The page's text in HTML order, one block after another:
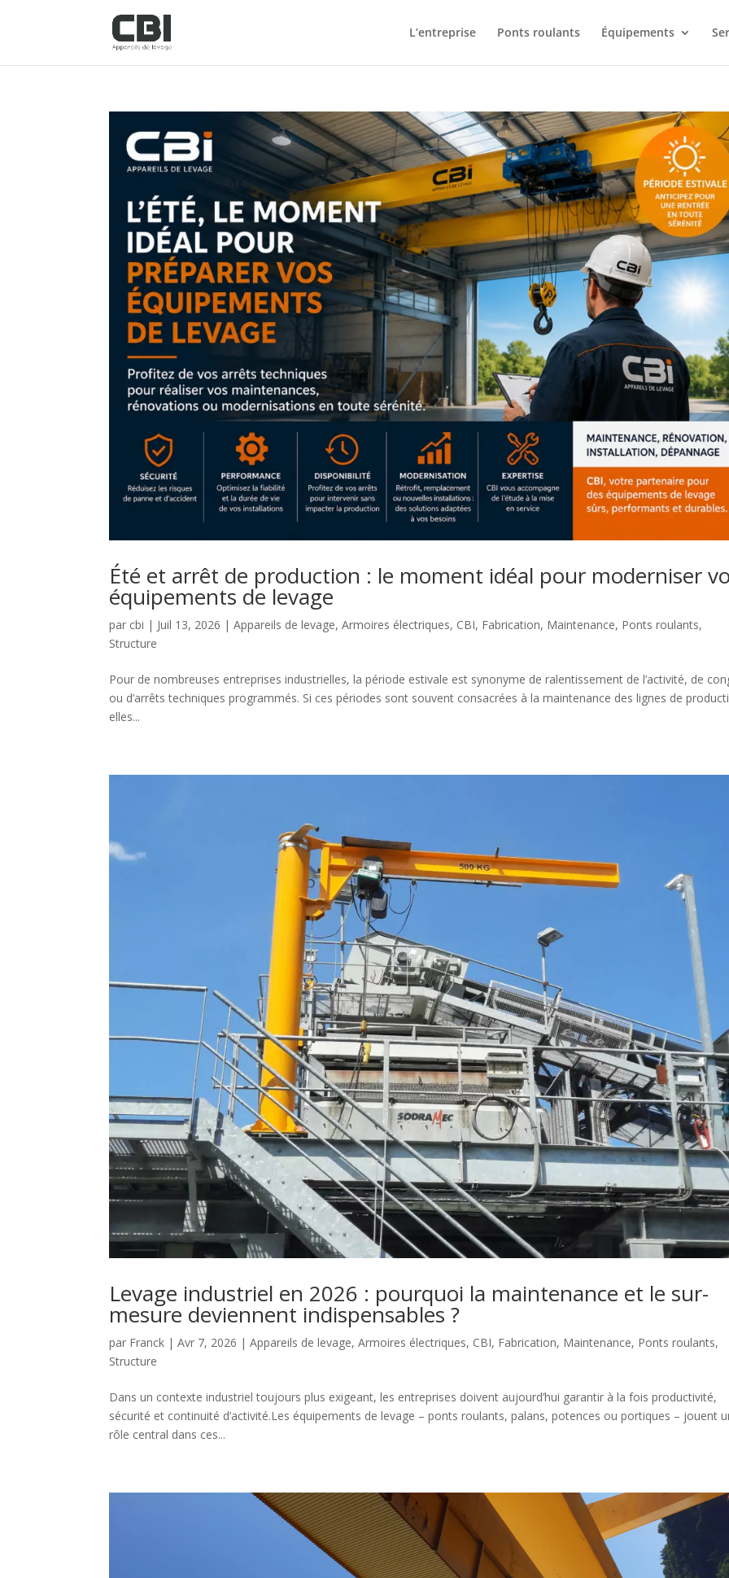
L’entreprise Ponts roulants Équipements
Été et arrêt de production : le moment idéal pour moderniser
équipements de levage
par cbi | Juil 13, 2026 |Appareils de levage,Armoires électriques, CBI, Fabrication, Maintenance, Ponts roulants,
Structure
Pour de nombreuses entreprises industrielles, la période estivale est synonyme de ralentissement de l’activité, de
ou d’arrêts techniques programmés. Si ces périodes sont souvent consacrées à la maintenance des lignes de
elles...
Levage industriel en 2026 : pourquoi la maintenance et le sur-
mesure deviennent indispensables ?
par Franck |Avr 7, 2026 |Appareils de levage,Armoires électriques, CBI, Fabrication, Maintenance, Ponts roulants,
Structure
Dans un contexte industriel toujours plus exigeant, les entreprises doivent aujourd’hui garantir à la fois productivité,
sécurité et continuité d’activité.Les équipements de levage – ponts roulants, palans, potences ou portiques – jouent
rôle central dans ces...